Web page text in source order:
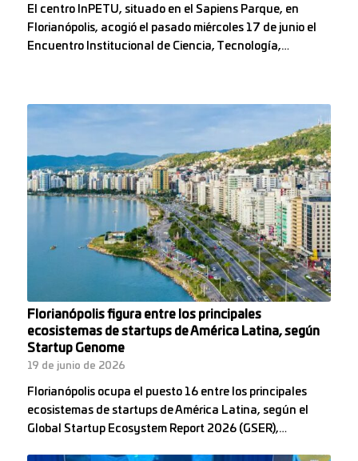
El centro InPETU, situado en el Sapiens Parque, en
Florianópolis, acogió el pasado miércoles 17 de junio el
Encuentro Institucional de Ciencia, Tecnología,…
Florianópolis figura entre los principales
ecosistemas de startups de América Latina, según
Startup Genome
19 de junio de 2026
Florianópolis ocupa el puesto 16 entre los principales
ecosistemas de startups de América Latina, según el
Global Startup Ecosystem Report 2026 (GSER),…